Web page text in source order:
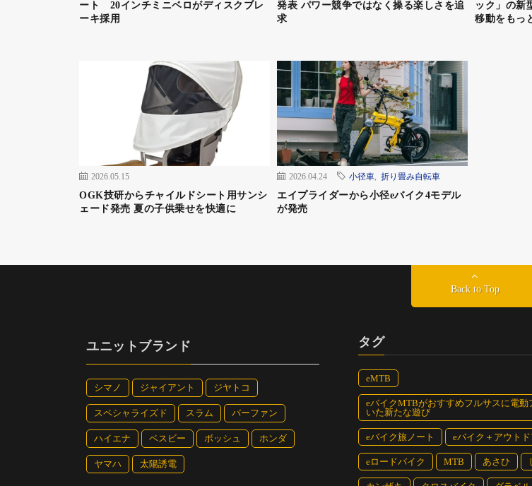
ート 20インチミニベロがディスクブレ
ーキ採用
発表 パワー競争ではなく操る楽しさを追
求
ック」の新
移動をもっ
2026.05.15
OGK技研からチャイルドシート用サンシ
ェード発売 夏の子供乗せを快適に
2026.04.24 小径車 折り畳み自転車
エイプライダーから小径eバイク4モデル
が発売
Back to Top
ユニットブランド
シマノ ジャイアント ジヤトコ
スペシャライズド スラム バーファン
ハイエナ ベスビー ボッシュ ホンダ
ヤマハ 太陽誘電
タグ
eMTB
eバイクMTBがおすすめフルサスに電動
いた新たな遊び
eバイク旅ノート eバイク＋アウト
eロードバイク MTB あさひ